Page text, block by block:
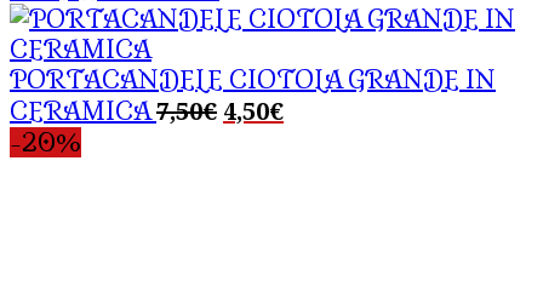
PORTACANDELE CIOTOLA GRANDE IN
CERAMICA 7,50€ Il
4,50€Il
-20%